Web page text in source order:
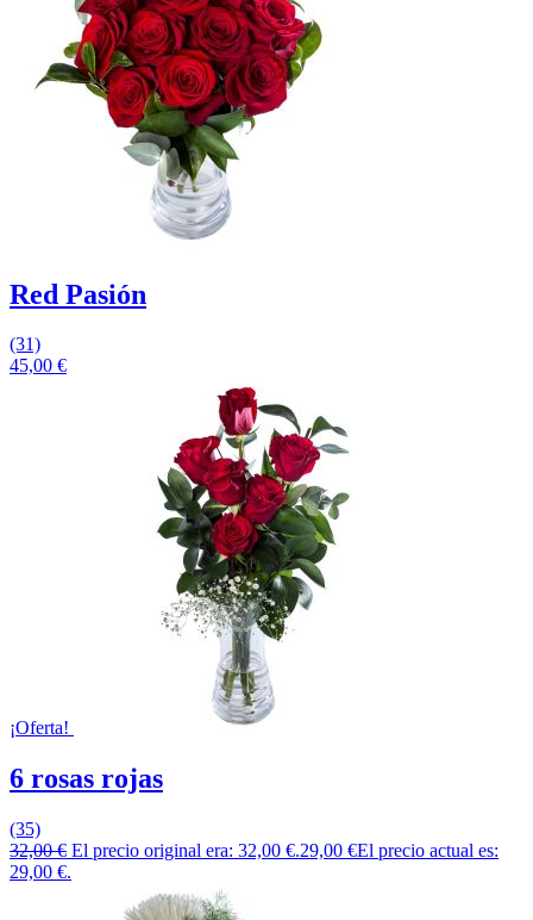
Red Pasión
(31)
45,00 €
¡Oferta!
6 rosas rojas
(35)
32,00€ El precio original era: 32,00 €.29,00 €El precio actual es:
29,00 €.